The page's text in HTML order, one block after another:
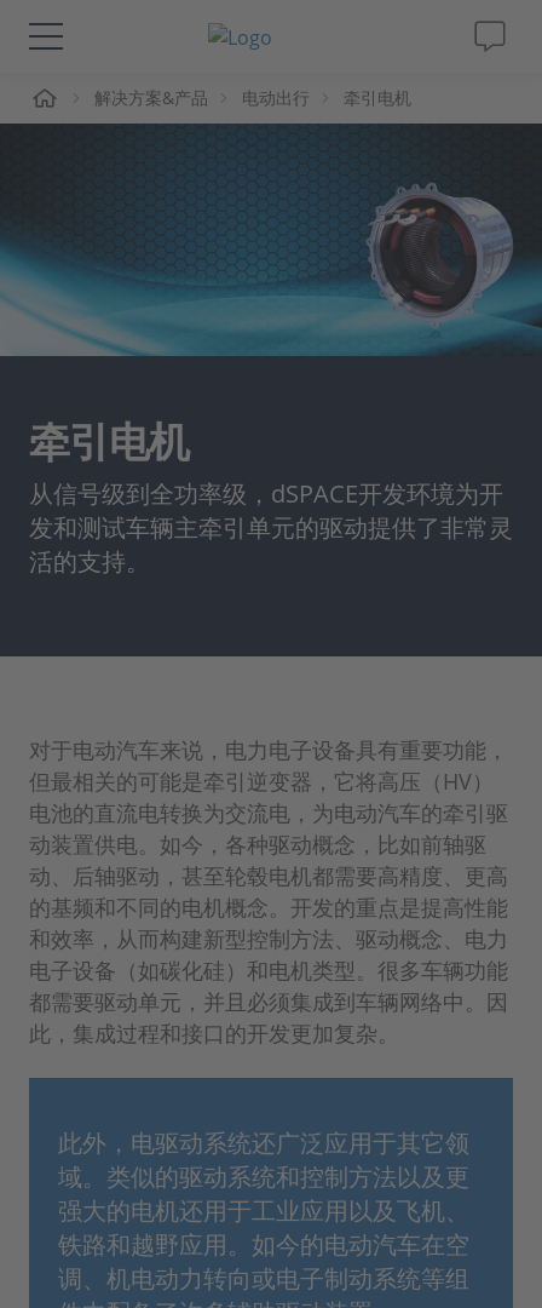
解决方案&产品
杂志
人才招聘
解决方案&产品 电动出行 牵引电机
牵引电机
从信号级到全功率级，dSPACE开发环境为开
发和测试车辆主牵引单元的驱动提供了非常灵
活的支持。
对于电动汽车来说，电力电子设备具有重要功能，
但最相关的可能是牵引逆变器，它将高压（HV）
电池的直流电转换为交流电，为电动汽车的牵引驱
动装置供电。如今，各种驱动概念，比如前轴驱
动、后轴驱动，甚至轮毂电机都需要高精度、更高
的基频和不同的电机概念。开发的重点是提高性能
和效率，从而构建新型控制方法、驱动概念、电力
电子设备（如碳化硅）和电机类型。很多车辆功能
都需要驱动单元，并且必须集成到车辆网络中。因
此，集成过程和接口的开发更加复杂。
此外，电驱动系统还广泛应用于其它领
域。类似的驱动系统和控制方法以及更
强大的电机还用于工业应用以及飞机、
铁路和越野应用。如今的电动汽车在空
调、机电动力转向或电子制动系统等组